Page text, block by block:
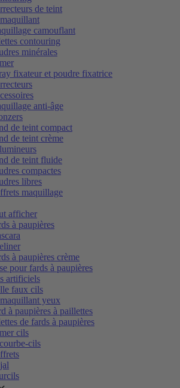
de teint
camouflant
contouring
minérales
fixateur et poudre fixatrice
anti-âge
de teint compact
de teint crème
de teint fluide
compactes
libres
maquillage
afficher
à paupières
à paupières crème
pour fards à paupières
artificiels
faux cils
yeux
à paupières à paillettes
de fards à paupières
cils
cils